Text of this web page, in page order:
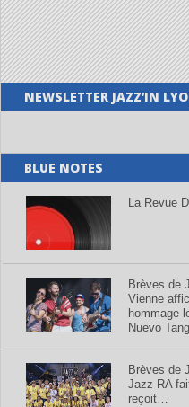
NEWSLETTER JAZZ’IN
BLUE NOTES
La Revue
Brèves de
Vienne
hommage
Nuevo
Brèves de
Jazz RA
reçoit…